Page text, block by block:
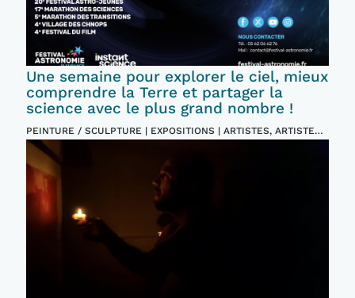
Une semaine pour explorer le ciel, mieux
comprendre la Terre et partager la
science avec le plus grand nombre !
PEINTURE / SCULPTURE | EXPOSITIONS | ARTISTES, ARTISTES
PLASTICIENS | EVENTS ET FESTIVALS